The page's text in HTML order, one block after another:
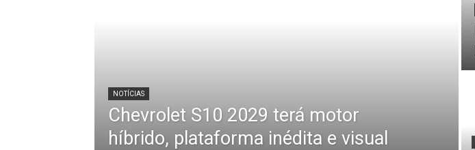
NOTÍCIAS
Chevrolet S10 2029 terá motor
híbrido, plataforma inédita e visual